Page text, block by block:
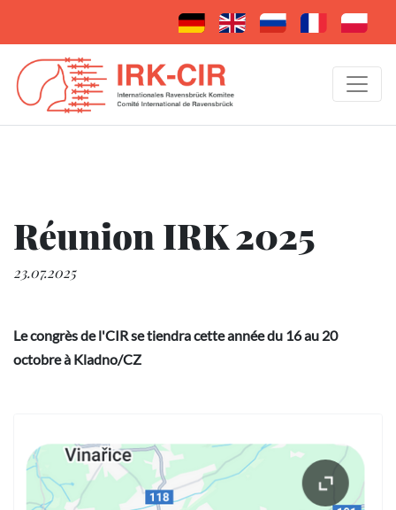
Réunion IRK 2025
23.07.2025
Le congrès de l'CIR se tiendra cette année du 16 au 20
octobre à Kladno/CZ